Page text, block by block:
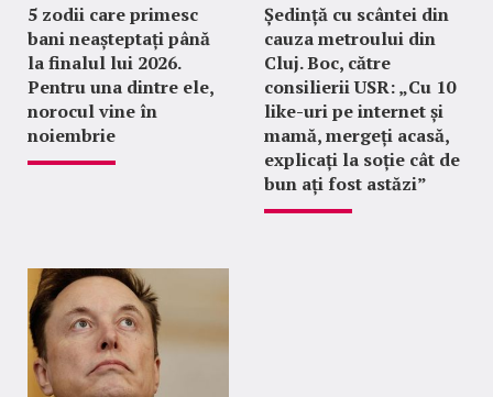
5 zodii care primesc
bani neașteptați până
la finalul lui 2026.
Pentru una dintre ele,
norocul vine în
noiembrie
Ședință cu scântei din
cauza metroului din
Cluj. Boc, către
consilierii USR: „Cu 10
like-uri pe internet și
mamă, mergeți acasă,
explicați la soție cât de
bun ați fost astăzi”